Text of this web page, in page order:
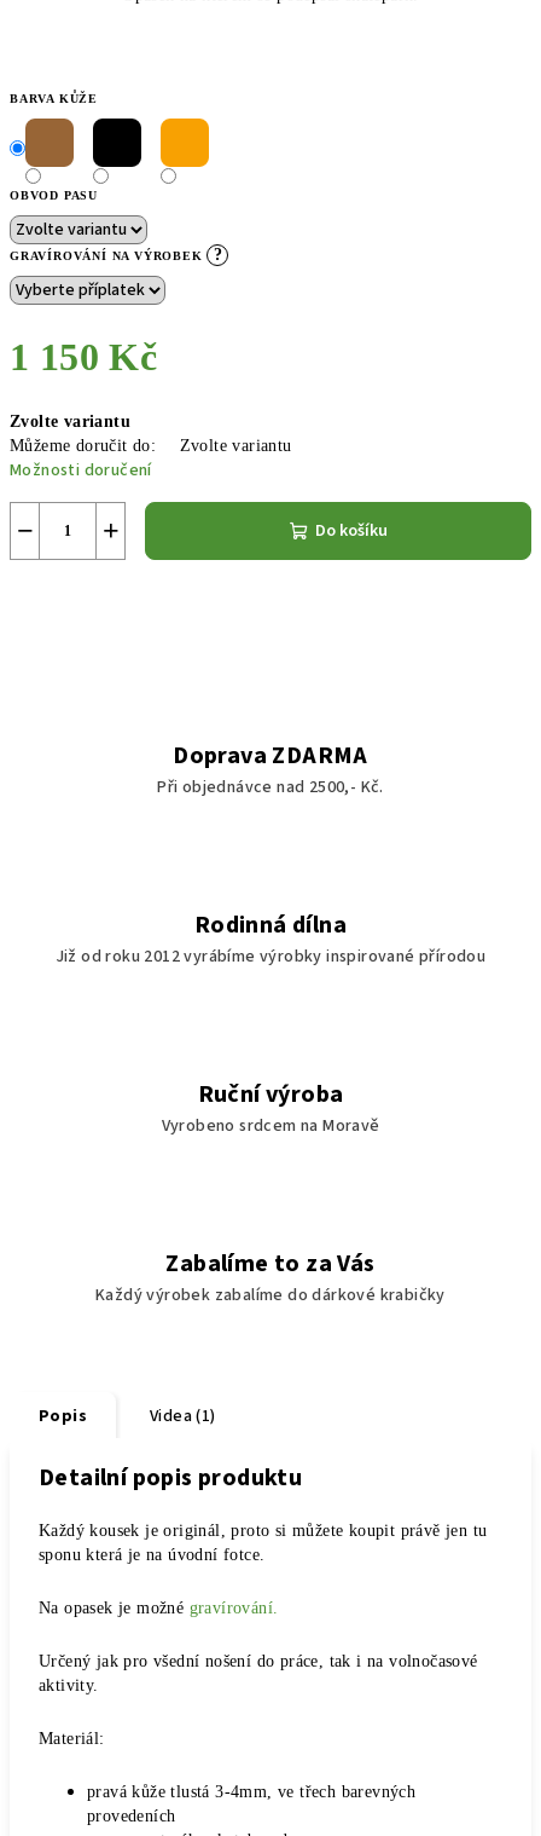
BARVA KŮŽE
OBVOD PASU
GRAVÍROVÁNÍ NA VÝROBEK ?
1 150 Kč
cena:
Zvolte variantu
Můžeme doručit do:
Zvolte variantu
Možnosti doručení
+
− Do košíku
Doprava ZDARMA
Při objednávce nad 2500,- Kč.
Rodinná dílna
Již od roku 2012 vyrábíme výrobky inspirované přírodou
Ruční výroba
Vyrobeno srdcem na Moravě
Zabalíme to za Vás
Každý výrobek zabalíme do dárkové krabičky
Popis Videa (1)
Detailní popis produktu
Každý kousek je originál, proto si můžete koupit právě jen tu
sponu která je na úvodní fotce.
Na opasek je možné gravírování.
Určený jak pro všední nošení do práce, tak i na volnočasové
aktivity.
Materiál:
pravá kůže tlustá 3-4mm, ve třech barevných
provedeních